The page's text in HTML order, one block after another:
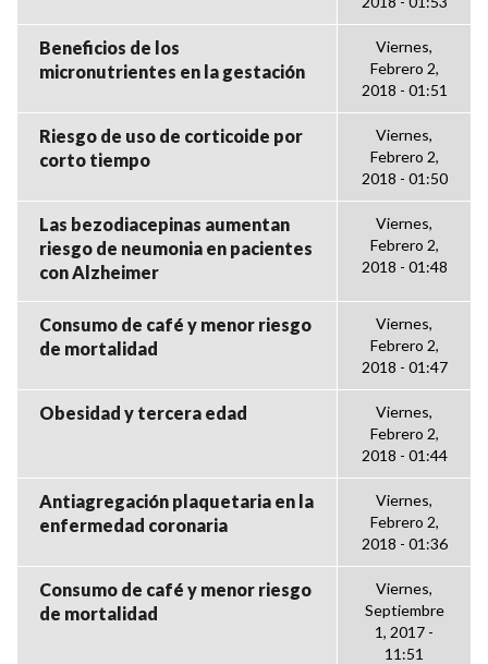
Beneficios de los
micronutrientes en la gestación
Viernes,
Febrero 2,
2018 - 01:51
Riesgo de uso de corticoide por
corto tiempo
Viernes,
Febrero 2,
2018 - 01:50
Las bezodiacepinas aumentan
riesgo de neumonia en pacientes
con Alzheimer
Viernes,
Febrero 2,
2018 - 01:48
Consumo de café y menor riesgo
de mortalidad
Viernes,
Febrero 2,
2018 - 01:47
Obesidad y tercera edad
Viernes,
Febrero 2,
2018 - 01:44
Antiagregación plaquetaria en la
enfermedad coronaria
Viernes,
Febrero 2,
2018 - 01:36
Consumo de café y menor riesgo
de mortalidad
Viernes,
Septiembre
1, 2017 -
11:51